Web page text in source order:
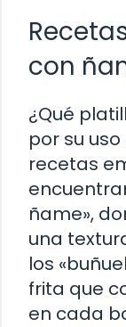
con
¿Qué
por su
recetas
ñame»,
una
los
frita que
en cada